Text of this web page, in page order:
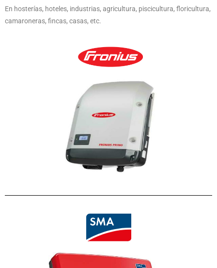
En hosterías, hoteles, industrias, agricultura, piscicultura, floricultura,
camaroneras, fincas, casas, etc.